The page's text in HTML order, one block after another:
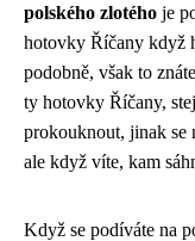
polského zlotého je
hotovky Říčany když
podobně, však to
ty hotovky Říčany,
prokouknout, jinak se
ale když víte, kam
Když se podíváte na